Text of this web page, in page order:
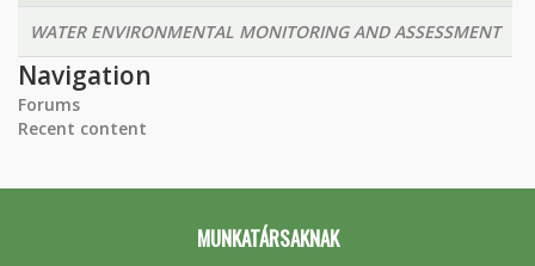
WATER ENVIRONMENTAL MONITORING AND ASSESSMENT
Navigation
Forums
Recent content
MUNKATÁRSAKNAK